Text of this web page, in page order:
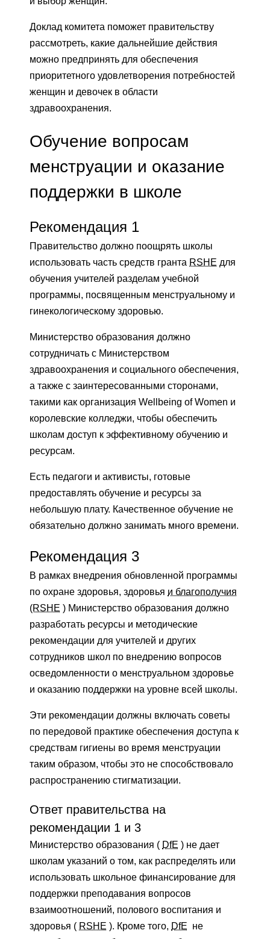
Доклад комитета поможет правительству
рассмотреть, какие дальнейшие действия
можно предпринять для обеспечения
приоритетного удовлетворения потребностей
женщин и девочек в области
здравоохранения.
Обучение вопросам
менструации и оказание
поддержки в школе
Рекомендация 1
Правительство должно поощрять школы
использовать часть средств гранта RSHE для
обучения учителей разделам учебной
программы, посвященным менструальному и
гинекологическому здоровью.
Министерство образования должно
сотрудничать с Министерством
здравоохранения и социального обеспечения,
а также с заинтересованными сторонами,
такими как организация Wellbeing of Women и
королевские колледжи, чтобы обеспечить
школам доступ к эффективному обучению и
ресурсам.
Есть педагоги и активисты, готовые
предоставлять обучение и ресурсы за
небольшую плату. Качественное обучение не
обязательно должно занимать много времени.
Рекомендация 3
В рамках внедрения обновленной программы
по охране здоровья, здоровья и благополучия
(RSHE ) Министерство образования должно
разработать ресурсы и методические
рекомендации для учителей и других
сотрудников школ по внедрению вопросов
осведомленности о менструальном здоровье
и оказанию поддержки на уровне всей школы.
Эти рекомендации должны включать советы
по передовой практике обеспечения доступа к
средствам гигиены во время менструации
таким образом, чтобы это не способствовало
распространению стигматизации.
Ответ правительства на
рекомендации 1 и 3
Министерство образования ( DfE ) не дает
школам указаний о том, как распределять или
использовать школьное финансирование для
поддержки преподавания вопросов
взаимоотношений, полового воспитания и
здоровья ( RSHE ). Кроме того, DfE не